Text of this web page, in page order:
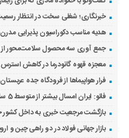
خبرنگاری؛ شغلی سخت در انتظار
هدیه مناسب دکوراسیون پذیرایی
جمع آوری سه محصول سلامت‌محور از
معجزه قهوه گانودرما در کاهش استرس
فرار هواپیماها از فرودگاه جده عربستان
فائو: ایران امسال بیشتر از متوسط 5 ساله غله تولید می‌کند
بازگشت مرجعیت خبری به داخل کشور
بازار جهانی فولاد در دو راهی چین و